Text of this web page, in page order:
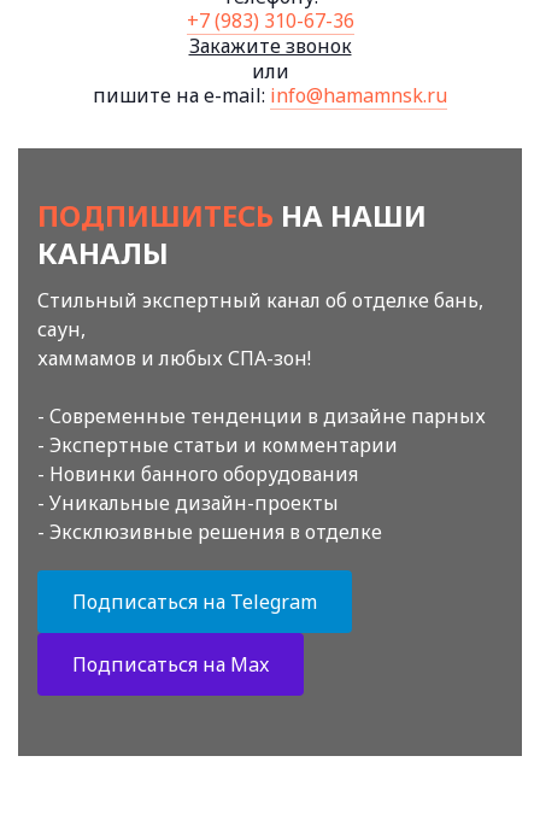
+7 (983) 310-67-36
Закажите звонок
или
пишите на e-mail: info@hamamnsk.ru
ПОДПИШИТЕСЬ НА НАШИ
КАНАЛЫ
Стильный экспертный канал об отделке бань,
саун,
хаммамов и любых СПА-зон!
- Современные тенденции в дизайне парных
- Экспертные статьи и комментарии
- Новинки банного оборудования
- Уникальные дизайн-проекты
- Эксклюзивные решения в отделке
Подписаться на Telegram
Подписаться на Max